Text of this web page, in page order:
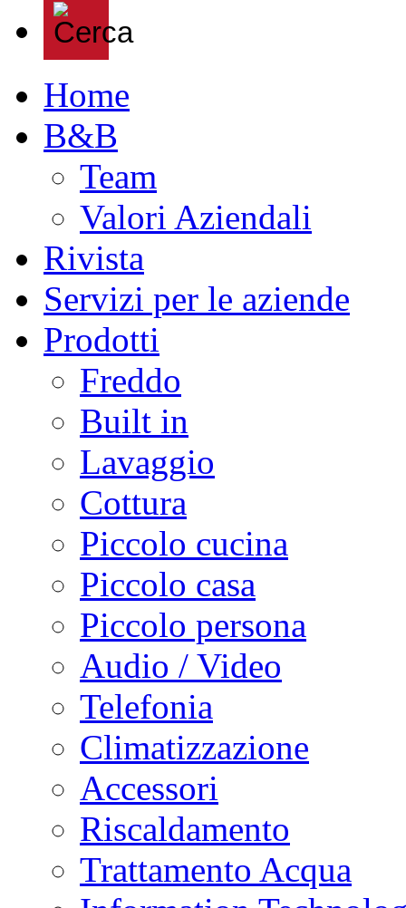
Home
B&B
Team
Valori Aziendali
Rivista
Servizi per le aziende
Prodotti
Freddo
Built in
Lavaggio
Cottura
Piccolo cucina
Piccolo casa
Piccolo persona
Audio / Video
Telefonia
Climatizzazione
Accessori
Riscaldamento
Trattamento Acqua